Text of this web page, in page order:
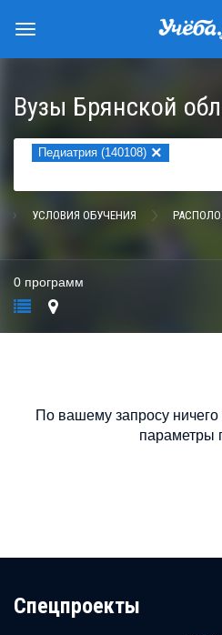
Вузы Брянской
Педиатрия (140108) ×
УСЛОВИЯ ОБУЧЕНИЯ
0 программ
По вашему запросу
параметры
Cпецпроекты